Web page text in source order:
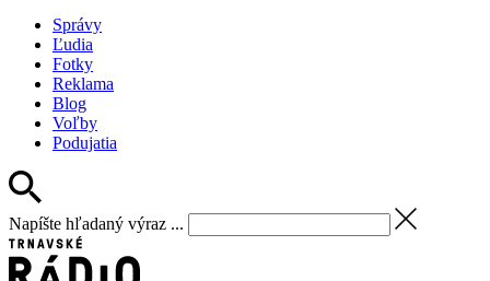
Správy
Ľudia
Fotky
Reklama
Blog
Voľby
Podujatia
Napíšte hľadaný výraz ...